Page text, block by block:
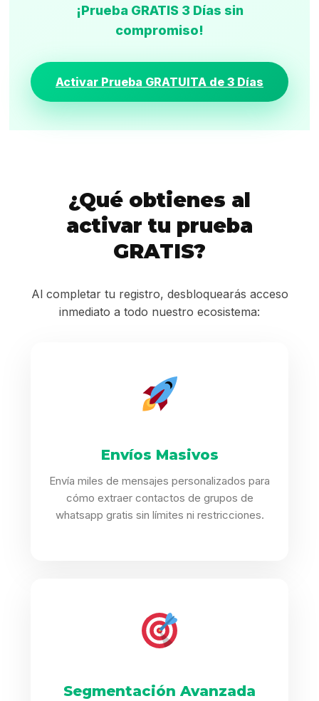
¡Prueba GRATIS 3 Días sin
compromiso!
Activar Prueba GRATUITA de 3 Días
¿Qué obtienes al
activar tu prueba
GRATIS?
Al completar tu registro, desbloquearás acceso
inmediato a todo nuestro ecosistema:
Envíos Masivos
Envía miles de mensajes personalizados para
cómo extraer contactos de grupos de
whatsapp gratis sin límites ni restricciones.
Segmentación Avanzada